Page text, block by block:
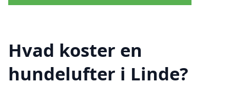
Hvad koster en
hundelufter i Linde?